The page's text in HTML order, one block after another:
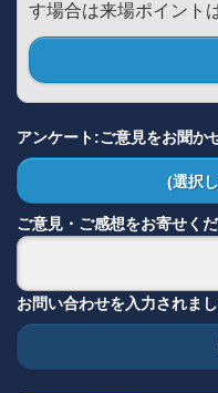
す場合は来場ポイント
アンケート:ご意見をお聞か
(選択
ご意見・ご感想をお寄せく
お問い合わせを入力されま